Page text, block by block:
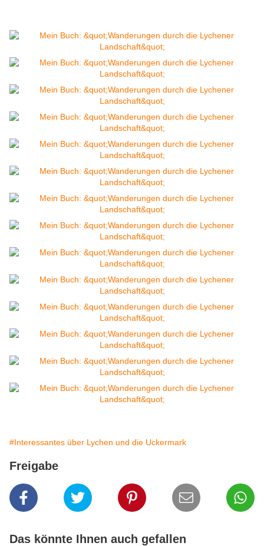
#Interessantes über Lychen und die Uckermark
Freigabe
Das könnte Ihnen auch gefallen